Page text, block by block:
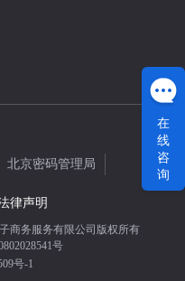
北京密码管理局
律声明
商务服务有限公司版权所有
号
号-1
在
线
咨
询